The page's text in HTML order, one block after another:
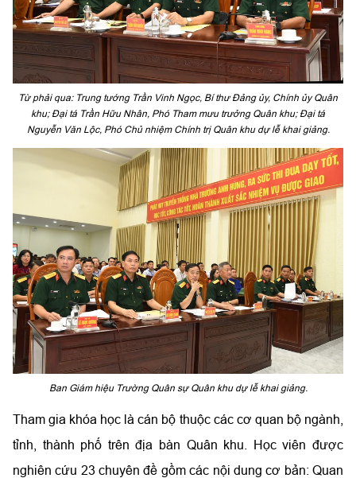
Từ phải qua: Trung tướng Trần Vinh Ngọc, Bí thư Đảng ủy, Chính ủy Quân
khu; Đại tá Trần Hữu Nhân, Phó Tham mưu trưởng Quân khu; Đại tá
Nguyễn Văn Lộc, Phó Chủ nhiệm Chính trị Quân khu dự lễ khai giảng.
Ban Giám hiệu Trường Quân sự Quân khu dự lễ khai giảng.
Tham gia khóa học là cán bộ thuộc các cơ quan bộ ngành,
tỉnh, thành phố trên địa bàn Quân khu. Học viên được
nghiên cứu 23 chuyên đề gồm các nội dung cơ bản: Quan